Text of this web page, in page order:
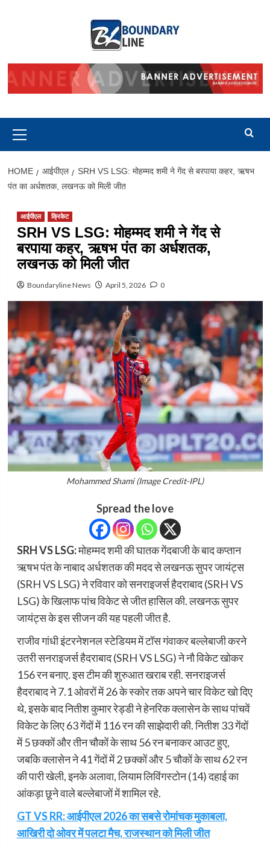
Menu
HOME आईपीएल
SRH VS LSG: मोहम्मद शमी ने गेंद से बरपाया कहर, ऋषभ
पंत का अर्धशतक, लखनऊ को मिली जीत
आईपीएल क्रिकेट
SRH VS LSG: मोहम्मद शमी ने गेंद से
बरपाया कहर, ऋषभ पंत का अर्धशतक,
लखनऊ को मिली जीत
Boundaryline News April 5, 2026 0
Mohammed Shami (Image Credit-IPL)
Spread the love
SRH VS LSG:मोहम्मद शमी की घातक गेंदबाजी के बाद कप्तान
ऋषभ पंत के नाबाद अर्धशतक की मदद से लखनऊ सुपर जायंट्स
(SRH VS LSG) ने रविवार को सनराइजर्स हैदराबाद (SRH VS
LSG) के खिलाफ पांच विकेट से जीत हासिल की. लखनऊ सुपर
जायंट्स के इस सीजन की यह पहली जीत है.
राजीव गांधी इंटरनेशनल स्टेडियम में टॉस गंवाकर बल्लेबाजी करने
उतरी सनराइजर्स हैदराबाद (SRH VS LSG) ने नौ विकेट खोकर
156 रन बनाए. इस टीम की शुरुआत खराब रही. सनराइजर्स
हैदराबाद ने 7.1 ओवरों में 26 के स्कोर तक अपने चार विकेट खो दिए
थे, इसके बाद नितीश कुमार रेड्डी ने हेनरिक क्लासेन के साथ पांचवें
विकेट के लिए 63 गेंदों में 116 रन की साझेदारी की. नितीश 33 गेंदों
में 5 छक्कों और तीन चौकों के साथ 56 रन बनाकर आउट हुए,
जबकि क्लासेन ने 41 गेंदों में 2 छक्कों और 5 चौकों के साथ 62 रन
की पारी खेली, इनके अलावा, लियाम लिविंगस्टोन (14) दहाई का
आंकड़ा छूने वाले बल्लेबाजों में शामिल रहे.
GT VS RR: आईपीएल 2026 का सबसे रोमांचक मुकाबला,
आखिरी दो ओवर में पलटा मैच, राजस्थान को मिली जीत